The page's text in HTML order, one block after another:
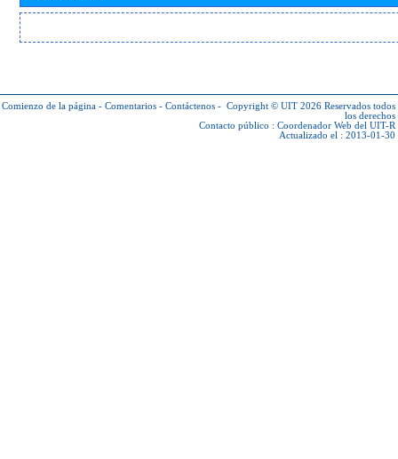
Comienzo de la página - Comentarios - Contáctenos - Copyright © UIT 2026 Reservados todos
los derechos
Contacto público : Coordenador Web del UIT-R
Actualizado el : 2013-01-30